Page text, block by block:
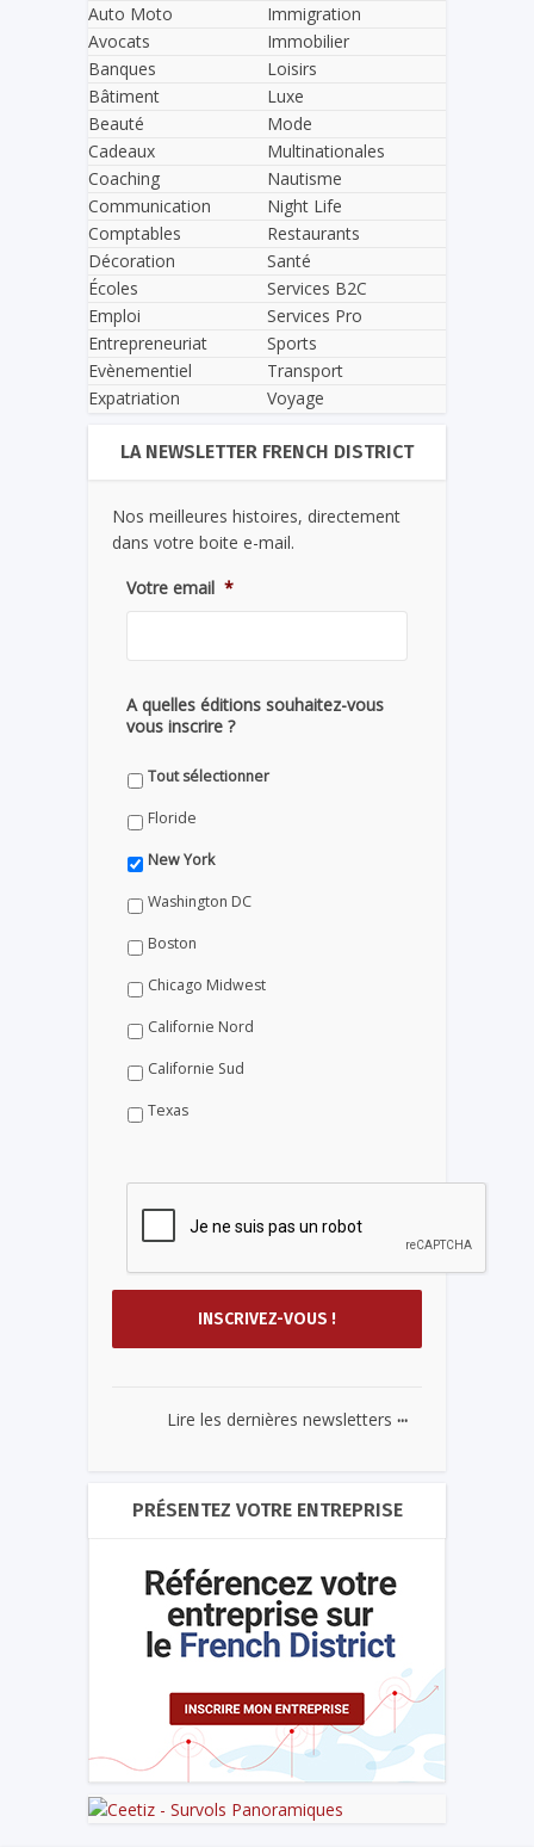
Auto Moto
Avocats
Banques
Bâtiment
Beauté
Cadeaux
Coaching
Communication
Comptables
Décoration
Écoles
Emploi
Entrepreneuriat
Evènementiel
Expatriation
Immigration
Immobilier
Loisirs
Luxe
Mode
Multinationales
Nautisme
Night Life
Restaurants
Santé
Services B2C
Services Pro
Sports
Transport
Voyage
LA NEWSLETTER FRENCH DISTRICT
Nos meilleures histoires, directement
dans votre boite e-mail.
Votre email *
A quelles éditions souhaitez-vous
vous inscrire ?
Tout sélectionner
Floride
New York
Washington DC
Boston
Chicago Midwest
Californie Nord
Californie Sud
Texas
Lire les dernières newsletters ...
PRÉSENTEZ VOTRE ENTREPRISE